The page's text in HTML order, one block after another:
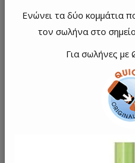
Ενώνει τα δύο κομμάτια
τον σωλήνα στο
Για σωλήνες με